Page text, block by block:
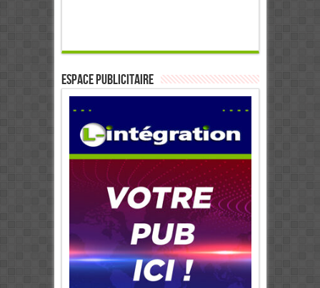
ESPACE PUBLICITAIRE